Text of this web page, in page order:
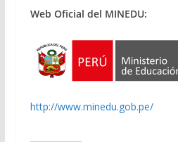
Web Oficial del MINEDU:
http://www.minedu.gob.pe/